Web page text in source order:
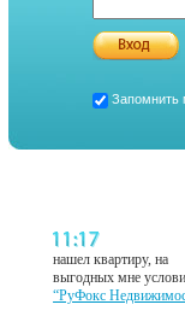
Запомнить
нашел квартиру, на
выгодных мне
“РуФокс